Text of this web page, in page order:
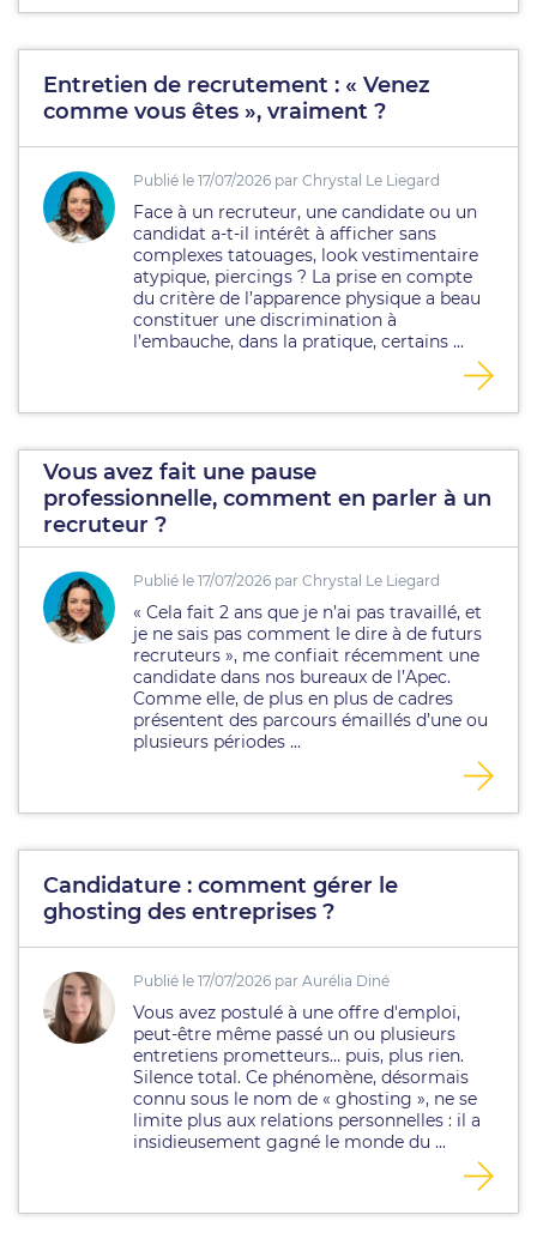
Entretien de recrutement : « Venez
comme vous êtes », vraiment ?
Publié le 17/07/2026 par Chrystal Le Liegard
Face à un recruteur, une candidate ou un
candidat a-t-il intérêt à afficher sans
complexes tatouages, look vestimentaire
atypique, piercings ? La prise en compte
du critère de l’apparence physique a beau
constituer une discrimination à
l’embauche, dans la pratique, certains ...
Vous avez fait une pause
professionnelle, comment en parler à un
recruteur ?
Publié le 17/07/2026 par Chrystal Le Liegard
« Cela fait 2 ans que je n’ai pas travaillé, et
je ne sais pas comment le dire à de futurs
recruteurs », me confiait récemment une
candidate dans nos bureaux de l’Apec.
Comme elle, de plus en plus de cadres
présentent des parcours émaillés d’une ou
plusieurs périodes ...
Candidature : comment gérer le
ghosting des entreprises ?
Publié le 17/07/2026 par Aurélia Diné
Vous avez postulé à une offre d'emploi,
peut-être même passé un ou plusieurs
entretiens prometteurs… puis, plus rien.
Silence total. Ce phénomène, désormais
connu sous le nom de « ghosting », ne se
limite plus aux relations personnelles : il a
insidieusement gagné le monde du ...